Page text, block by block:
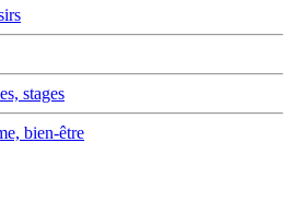
stages
bien-être